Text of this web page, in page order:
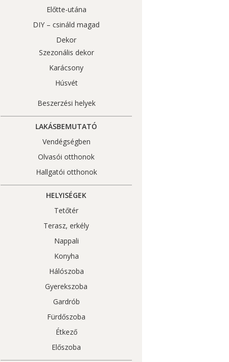
Előtte-utána
DIY – csináld magad
Dekor
Szezonális dekor
Karácsony
Húsvét
Beszerzési helyek
LAKÁSBEMUTATÓ
Vendégségben
Olvasói otthonok
Hallgatói otthonok
HELYISÉGEK
Tetőtér
Terasz, erkély
Nappali
Konyha
Hálószoba
Gyerekszoba
Gardrób
Fürdőszoba
Étkező
Előszoba